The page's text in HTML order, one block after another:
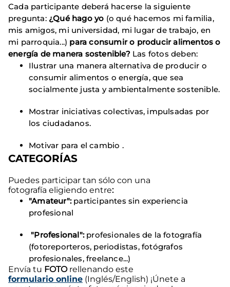
Cada participante deberá hacerse la siguiente
pregunta: ¿Qué hago yo (o qué hacemos mi familia,
mis amigos, mi universidad, mi lugar de trabajo, en
mi parroquia...) para consumir o producir alimentos o
energía de manera sostenible? Las fotos deben:
Ilustrar una manera alternativa de producir o
consumir alimentos o energía, que sea
socialmente justa y ambientalmente sostenible.
Mostrar iniciativas colectivas, impulsadas por
los ciudadanos.
Motivar para el cambio .
CATEGORÍAS
Puedes participar tan sólo con una
fotografía eligiendo entre:
"Amateur": participantes sin experiencia
profesional
"Profesional": profesionales de la fotografía
(fotoreporteros, periodistas, fotógrafos
profesionales, freelance...)
Envía tu FOTOrellenando este
formulario online (Inglés/English) ¡Únete a